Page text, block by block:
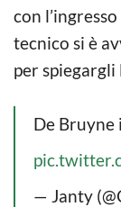
con
tecnico si è
per spiegargli
De Bruyne
— Janty